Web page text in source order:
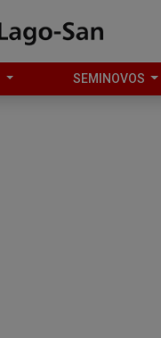
SEMINOVOS